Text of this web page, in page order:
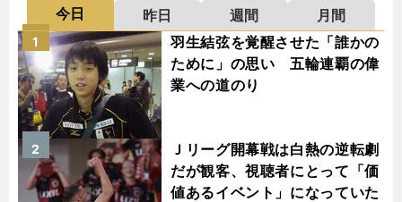
今日 昨日 週間
月間
羽生結弦を覚醒させた「誰かの
ために」の思い 五輪連覇の偉
業への道のり
1
Ｊリーグ開幕戦は白熱の逆転劇
だが観客、視聴者にとって「価
値あるイベント」になっていた
2